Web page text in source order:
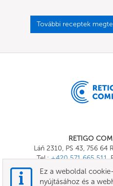
További receptek
RETIGO
Láň 2310, PS 43, 756 64
Tel.:+420 571 665 511,
E-mail:
Ez a weboldal
nyújtásához és a